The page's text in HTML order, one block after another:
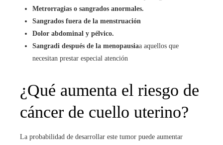
Metrorragias o sangrados anormales.
Sangrados fuera de la menstruación
Dolor abdominal y pélvico.
Sangradi después de la menopausiaa aquellos que
necesitan prestar especial atención
¿Qué aumenta el riesgo de
cáncer de cuello uterino?
La probabilidad de desarrollar este tumor puede aumentar